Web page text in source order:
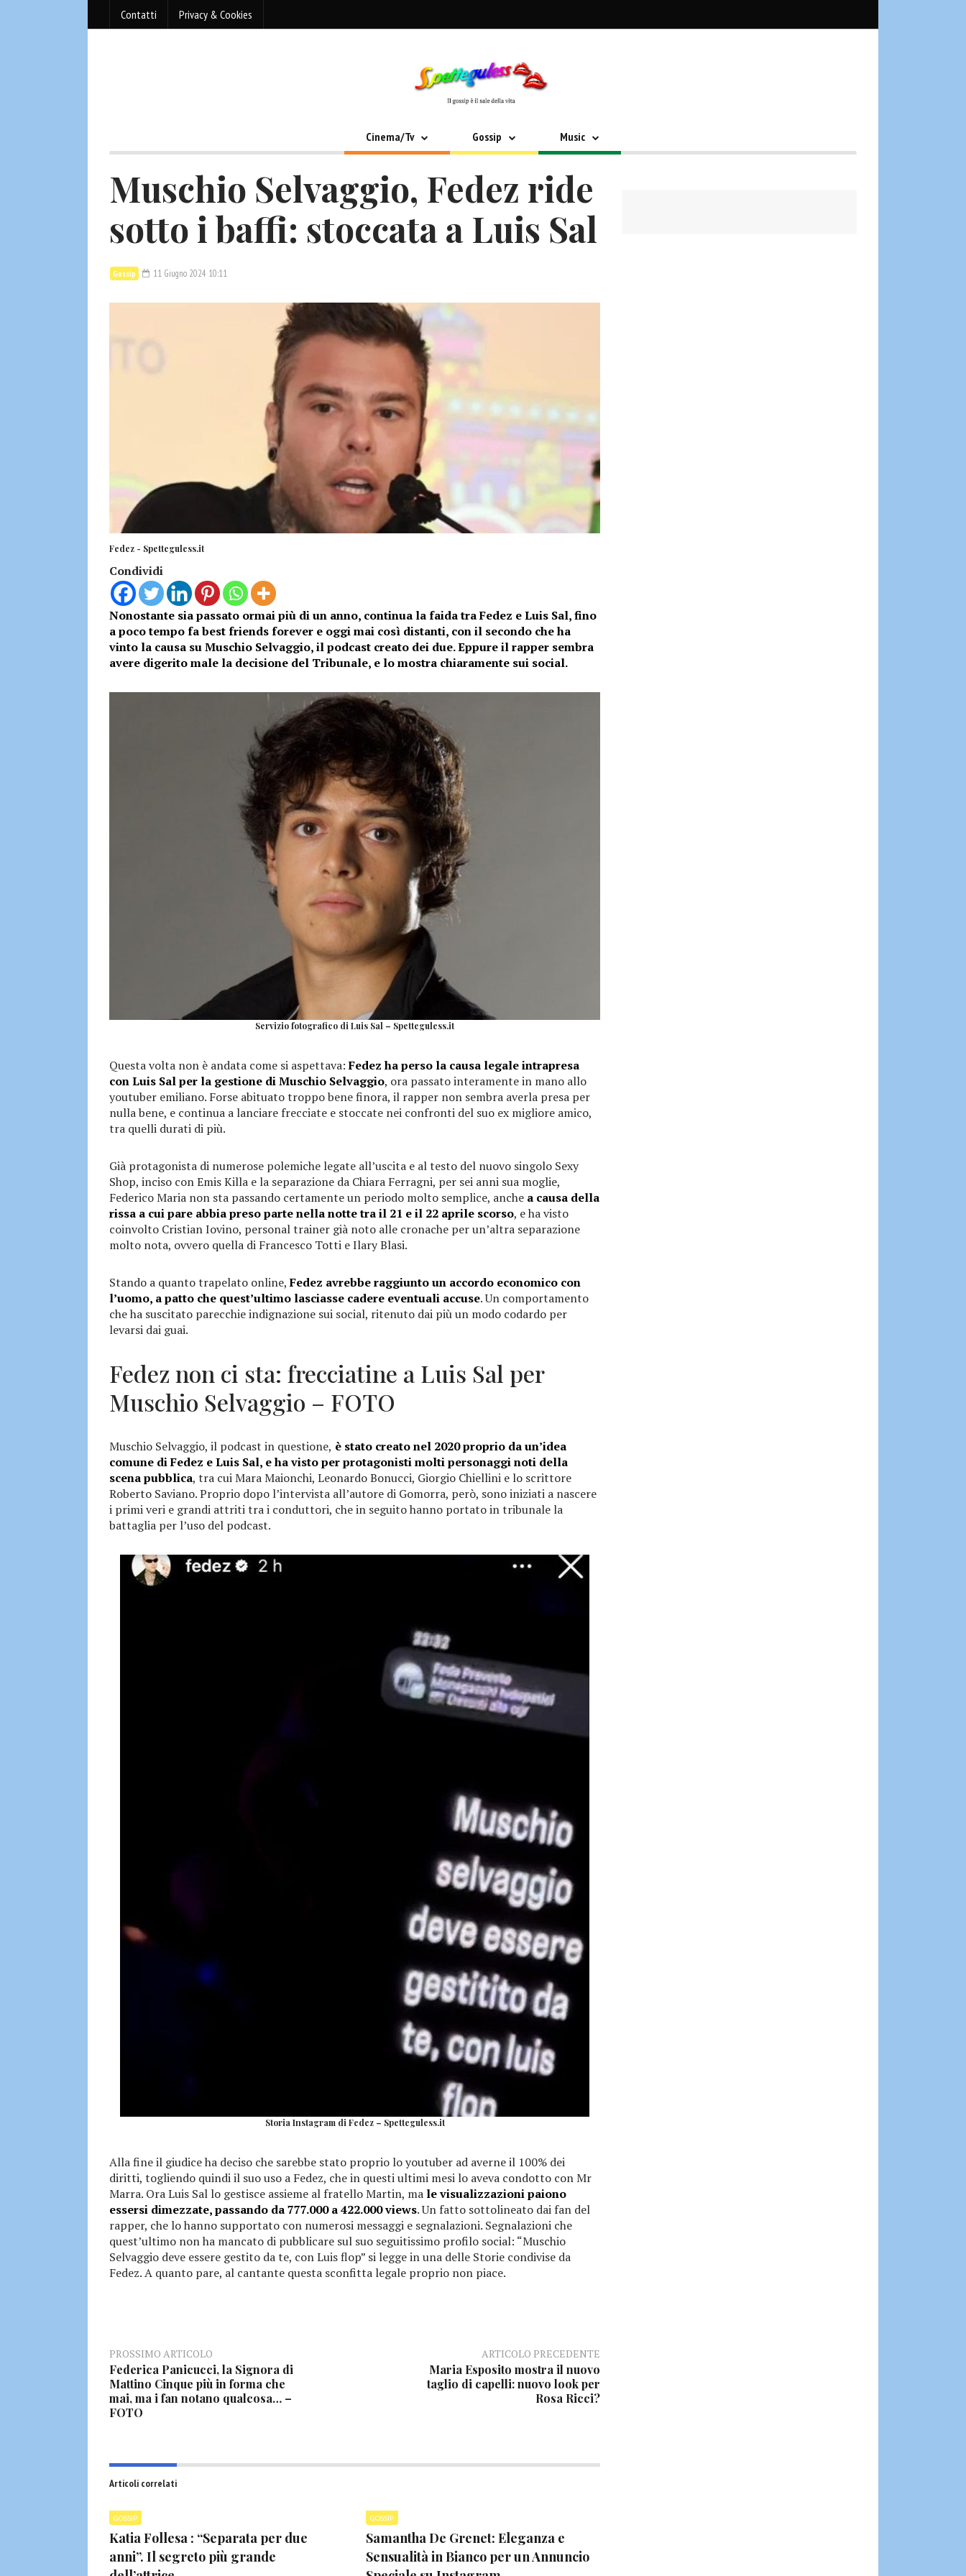
Contatti Privacy & Cookies
Cinema/Tv Gossip Music
Muschio Selvaggio, Fedez ride
sotto i baffi: stoccata a Luis Sal
Gossip 11 Giugno 2024 10:11
Fedez - Spetteguless.it
Condividi
Nonostante sia passato ormai più di un anno, continua la faida tra Fedez e Luis Sal, fino
a poco tempo fa best friends forever e oggi mai così distanti, con il secondo che ha
vinto la causa su Muschio Selvaggio, il podcast creato dei due. Eppure il rapper sembra
avere digerito male la decisione del Tribunale, e lo mostra chiaramente sui social.
Servizio fotografico di Luis Sal – Spetteguless.it
Questa volta non è andata come si aspettava:Fedez ha perso la causa legale intrapresa
con Luis Sal per la gestione di Muschio Selvaggio, ora passato interamente in mano allo
youtuber emiliano. Forse abituato troppo bene finora, il rapper non sembra averla presa per
nulla bene, e continua a lanciare frecciate e stoccate nei confronti del suo ex migliore amico,
tra quelli durati di più.
Già protagonista di numerose polemiche legate all’uscita e al testo del nuovo singolo Sexy
Shop, inciso con Emis Killa e la separazione da Chiara Ferragni, per sei anni sua moglie,
Federico Maria non sta passando certamente un periodo molto semplice, anche a causa della
rissa a cui pare abbia preso parte nella notte tra il 21 e il 22 aprile scorso, e ha visto
coinvolto Cristian Iovino, personal trainer già noto alle cronache per un’altra separazione
molto nota, ovvero quella di Francesco Totti e Ilary Blasi.
Stando a quanto trapelato online,Fedez avrebbe raggiunto un accordo economico con
l’uomo, a patto che quest’ultimo lasciasse cadere eventuali accuse. Un comportamento
che ha suscitato parecchie indignazione sui social, ritenuto dai più un modo codardo per
levarsi dai guai.
Fedez non ci sta: frecciatine a Luis Sal per
Muschio Selvaggio – FOTO
Muschio Selvaggio, il podcast in questione, è stato creato nel 2020 proprio da un’idea
comune di Fedez e Luis Sal, e ha visto per protagonisti molti personaggi noti della
scena pubblica, tra cui Mara Maionchi, Leonardo Bonucci, Giorgio Chiellini e lo scrittore
Roberto Saviano. Proprio dopo l’intervista all’autore di Gomorra, però, sono iniziati a nascere
i primi veri e grandi attriti tra i conduttori, che in seguito hanno portato in tribunale la
battaglia per l’uso del podcast.
Storia Instagram di Fedez – Spetteguless.it
Alla fine il giudice ha deciso che sarebbe stato proprio lo youtuber ad averne il 100% dei
diritti, togliendo quindi il suo uso a Fedez, che in questi ultimi mesi lo aveva condotto con Mr
Marra. Ora Luis Sal lo gestisce assieme al fratello Martin, ma le visualizzazioni paiono
essersi dimezzate, passando da 777.000 a 422.000 views. Un fatto sottolineato dai fan del
rapper, che lo hanno supportato con numerosi messaggi e segnalazioni. Segnalazioni che
quest’ultimo non ha mancato di pubblicare sul suo seguitissimo profilo social: “Muschio
Selvaggio deve essere gestito da te, con Luis flop” si legge in una delle Storie condivise da
Fedez. A quanto pare, al cantante questa sconfitta legale proprio non piace.
PROSSIMO ARTICOLO
Federica Panicucci, la Signora di
Mattino Cinque più in forma che
mai, ma i fan notano qualcosa… –
FOTO
ARTICOLO PRECEDENTE
Maria Esposito mostra il nuovo
taglio di capelli: nuovo look per
Rosa Ricci?
Articoli correlati
GOSSIP
Katia Follesa : “Separata per due
anni”. Il segreto più grande
GOSSIP
Samantha De Grenet: Eleganza e
Sensualità in Bianco per un Annuncio